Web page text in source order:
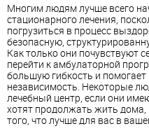
Многим людям лучше всего
стационарного лечения,
погрузиться в процесс
безопасную,
Как только они почувствуют
перейти к амбулаторной
большую гибкость и
независимость. Некоторые
лечебный центр, если они
хотят продолжать жить дома,
того, что лучше для вас в